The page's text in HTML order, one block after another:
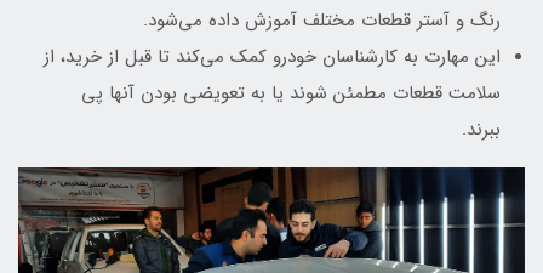
رنگ و آستر قطعات مختلف آموزش داده می‌شود.
این مهارت به کارشناسان خودرو کمک می‌کند تا قبل از خرید، از
سلامت قطعات مطمئن شوند یا به تعویضی بودن آنها پی
ببرند.